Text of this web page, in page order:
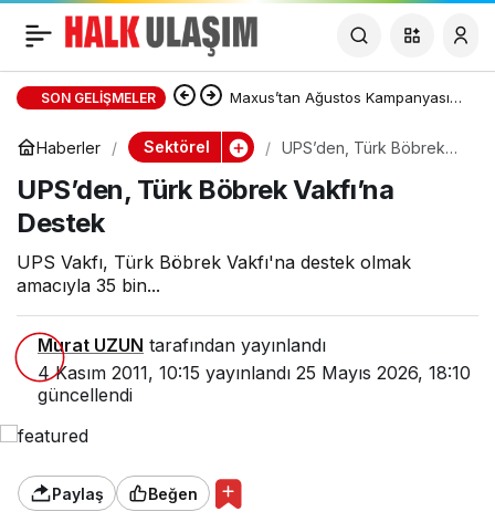
SON GELIŞMELER Maxus’tan Ağustos Kampanyası:
DELIVER 7 ve DELIVER 9’da Sıfır
Faizli Kredi ve Özel Fiyat Avantajı
Haberler Sektörel
UPS’den, Türk Böbrek
UPS’den, Türk Böbrek Vakfı’na
Destek
UPS Vakfı, Türk Böbrek Vakfı'na destek olmak
amacıyla 35 bin...
Murat UZUN tarafından yayınlandı
4 Kasım 2011, 10:15 yayınlandı 25 Mayıs 2026, 18:10
güncellendi
Paylaş Beğen
UPS’den, Türk Böbrek
Vakfı’na Destek